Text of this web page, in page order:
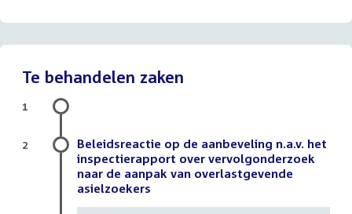
Te behandelen zaken
1
Beleidsreactie op de aanbeveling n.a.v. het
inspectierapport over vervolgonderzoek
naar de aanpak van overlastgevende
asielzoekers
2